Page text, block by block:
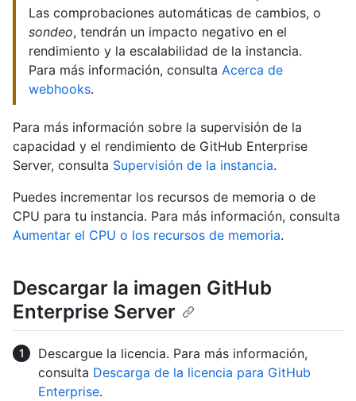
Las comprobaciones automáticas de cambios, o
sondeo, tendrán un impacto negativo en el
rendimiento y la escalabilidad de la instancia.
Para más información, consulta Acerca de
webhooks.
Para más información sobre la supervisión de la
capacidad y el rendimiento de GitHub Enterprise
Server, consulta Supervisión de la instancia.
Puedes incrementar los recursos de memoria o de
CPU para tu instancia. Para más información, consulta
Aumentar el CPU o los recursos de memoria.
Descargar la imagen GitHub
Enterprise Server
Descargue la licencia. Para más información,
consulta Descarga de la licencia para GitHub
Enterprise.